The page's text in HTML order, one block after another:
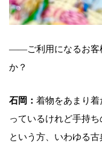
――ご利用になるお客
か？
石岡： 着物をあまり
っているけれど手持
という方、いわゆる